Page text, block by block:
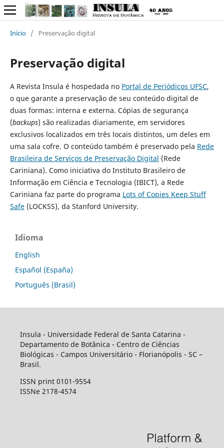
Início / Preservação digital
Preservação digital
A Revista Insula é hospedada no Portal de Periódicos UFSC,
o que garante a preservação de seu conteúdo digital de
duas formas: interna e externa. Cópias de segurança
(backups) são realizadas diariamente, em servidores
exclusivos localizados em três locais distintos, um deles em
uma sala cofre. O conteúdo também é preservado pela Rede
Brasileira de Serviços de Preservação Digital (Rede
Cariniana). Como iniciativa do Instituto Brasileiro de
Informação em Ciência e Tecnologia (IBICT), a Rede
Cariniana faz parte do programa Lots of Copies Keep Stuff
Safe(LOCKSS), da Stanford University.
Idioma
English
Español (España)
Português (Brasil)
Insula - Universidade Federal de Santa Catarina -
Departamento de Botânica - Centro de Ciências
Biológicas - Campos Universitário - Florianópolis - SC –
Brasil.
ISSN print 0101-9554
ISSNe 2178-4574